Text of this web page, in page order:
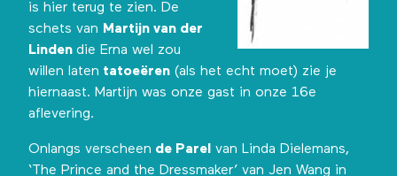
is hier terug te zien. De
schets van Martijn van der
Linden die Erna wel zou
willen laten tatoeëren (als het echt moet) zie je
hiernaast. Martijn was onze gast in onze 16e
aflevering.
Onlangs verscheen de Parel van Linda Dielemans,
‘The Prince and the Dressmaker’ van Jen Wang in